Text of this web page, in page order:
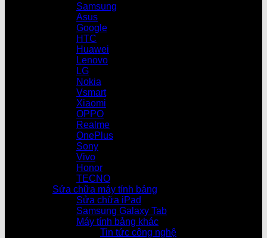
Samsung
Asus
Google
HTC
Huawei
Lenovo
LG
Nokia
Vsmart
Xiaomi
OPPO
Realme
OnePlus
Sony
Vivo
Honor
TECNO
Sửa chữa máy tính bảng
Sửa chữa iPad
Samsung Galaxy Tab
Máy tính bảng khác
Tin tức công nghệ